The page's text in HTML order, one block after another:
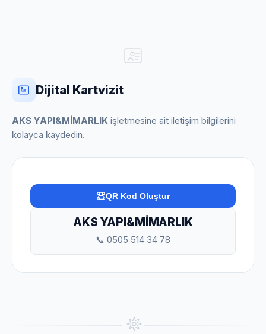
Dijital Kartvizit
AKS YAPI&MİMARLIK işletmesine ait iletişim bilgilerini
kolayca kaydedin.
QR Kod Oluştur
AKS YAPI&MİMARLIK
📞 0505 514 34 78